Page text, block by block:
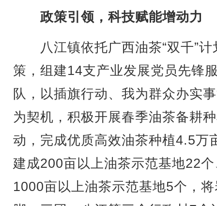
政策引领，科技赋能增动力
八江镇依托广西油茶“双千”计
策，组建14支产业发展党员先锋
队，以插旗行动、我为群众办实
为契机，积极开展春季油茶备耕
动，完成优质高效油茶种植4.5万
建成200亩以上油茶示范基地22
1000亩以上油茶示范基地5个，